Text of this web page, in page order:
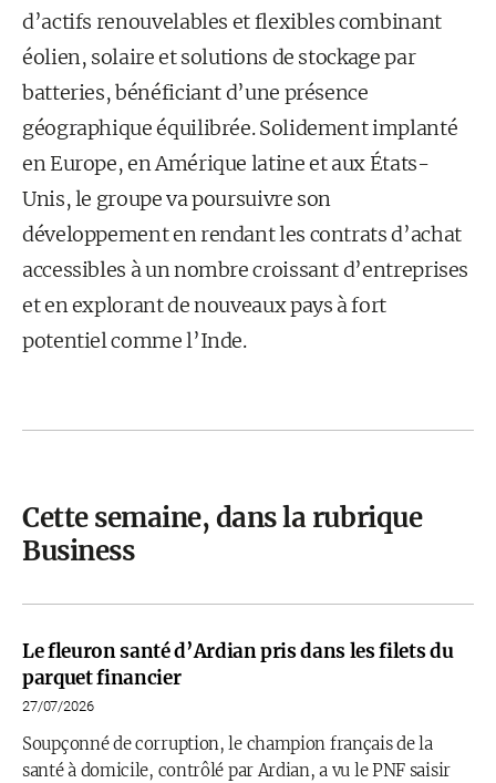
d’actifs renouvelables et flexibles combinant
éolien, solaire et solutions de stockage par
batteries, bénéficiant d’une présence
géographique équilibrée. Solidement implanté
en Europe, en Amérique latine et aux États-
Unis, le groupe va poursuivre son
développement en rendant les contrats d’achat
accessibles à un nombre croissant d’entreprises
et en explorant de nouveaux pays à fort
potentiel comme l’Inde.
Cette semaine, dans la rubrique
Business
Le fleuron santé d’Ardian pris dans les filets du
parquet financier
27/07/2026
Soupçonné de corruption, le champion français de la
santé à domicile, contrôlé par Ardian, a vu le PNF saisir